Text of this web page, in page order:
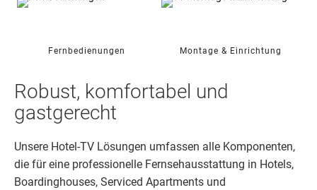
Fernbedienungen Montage & Einrichtung
Robust, komfortabel und
gastgerecht
Unsere Hotel-TV Lösungen umfassen alle Komponenten,
die für eine professionelle Fernsehausstattung in Hotels,
Boardinghouses, Serviced Apartments und